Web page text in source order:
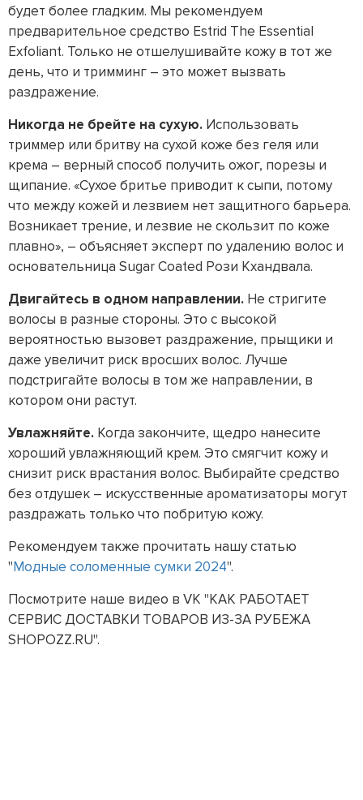
будет более гладким. Мы рекомендуем
предварительное средство Estrid The Essential
Exfoliant. Только не отшелушивайте кожу в тот же
день, что и тримминг – это может вызвать
раздражение.
Никогда не брейте на сухую. Использовать
триммер или бритву на сухой коже без геля или
крема – верный способ получить ожог, порезы и
щипание. «Сухое бритье приводит к сыпи, потому
что между кожей и лезвием нет защитного барьера.
Возникает трение, и лезвие не скользит по коже
плавно», – объясняет эксперт по удалению волос и
основательница Sugar Coated Рози Кхандвала.
Двигайтесь в одном направлении. Не стригите
волосы в разные стороны. Это с высокой
вероятностью вызовет раздражение, прыщики и
даже увеличит риск вросших волос. Лучше
подстригайте волосы в том же направлении, в
котором они растут.
Увлажняйте. Когда закончите, щедро нанесите
хороший увлажняющий крем. Это смягчит кожу и
снизит риск врастания волос. Выбирайте средство
без отдушек – искусственные ароматизаторы могут
раздражать только что побритую кожу.
Рекомендуем также прочитать нашу статью
"Модные соломенные сумки 2024".
Посмотрите наше видео в VK "КАК РАБОТАЕТ
СЕРВИС ДОСТАВКИ ТОВАРОВ ИЗ-ЗА РУБЕЖА
SHOPOZZ.RU".